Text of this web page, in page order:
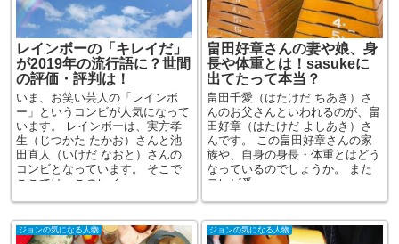
レインボーの「キレイだ」
が2019年の流行語に？世間
の評価・評判は！
いま、お笑い芸人の「レインボ
ー」というコンビが人気になって
います。 レインボーは、実方孝
生（じつかた たかお）さんと池
田直人（いけだ なおと）さんの
コンビとなっています。 そこで
ここでは、このレイ...
畠田好章さんの妻や娘、身
長や体重とは！sasukeに
出てたって本当？
畠田千愛（はたけだ ちあき）さ
んのお父さんといわれるのが、畠
田好章（はたけだ よしあき）さ
んです。 この畠田好章さんの家
族や、自身の身長・体重とはどう
なっているのでしょうか。 また
テレビ番...
ジョンの気になる人物 ジョンの気になる人物